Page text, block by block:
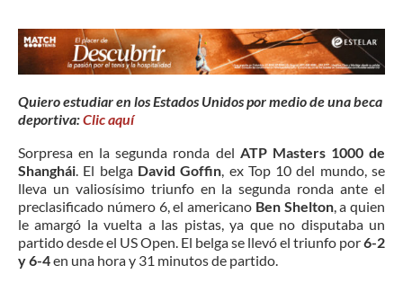
Quiero estudiar en los Estados Unidos por medio de una beca
deportiva:Clic aquí
Sorpresa en la segunda ronda del ATP Masters 1000 de
Shanghái . El belga David Goffin , ex Top 10 del mundo, se
lleva un valiosísimo triunfo en la segunda ronda ante el
preclasificado número 6, el americano Ben Shelton, a quien
le amargó la vuelta a las pistas, ya que no disputaba un
partido desde el US Open. El belga se llevó el triunfo por6-2
y 6-4en una hora y 31 minutos de partido.